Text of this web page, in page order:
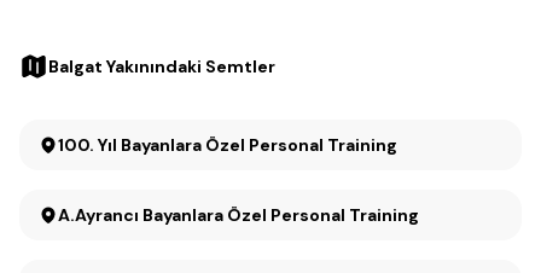
Balgat Yakınındaki Semtler
100. Yıl Bayanlara Özel Personal Training
A.Ayrancı Bayanlara Özel Personal Training